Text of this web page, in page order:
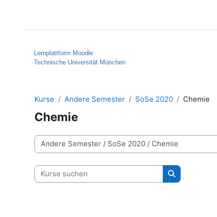
Lernplattform Moodle
Technische Universität München
Kurse Andere Semester SoSe 2020 Chemie
Chemie
Kursbereiche
Kurse suchen
Kurse suchen